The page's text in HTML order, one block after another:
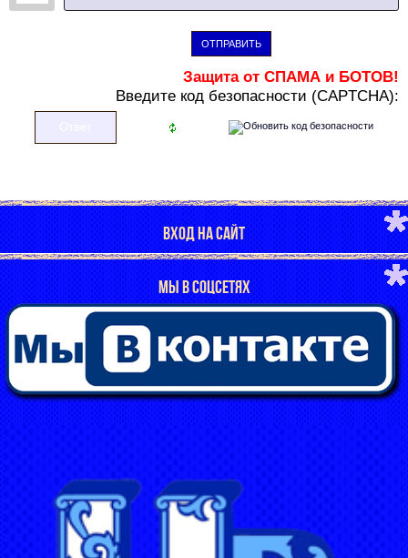
ОТПРАВИТЬ
Защита от СПАМА и БОТОВ!
Введите код безопасности (CAPTCHA):
ВХОД НА САЙТ
МЫ В СОЦСЕТЯХ